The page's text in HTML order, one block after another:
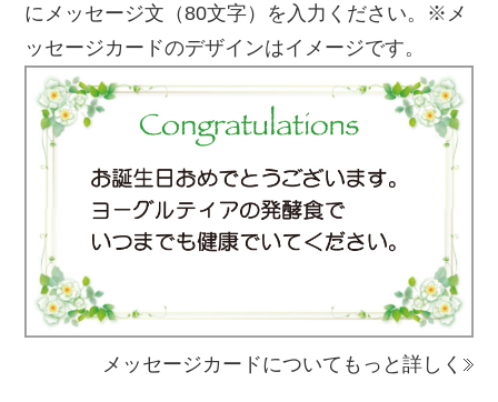
にメッセージ文（80文字）を入力ください。※メ
ッセージカードのデザインはイメージです。
メッセージカードについてもっと詳しく